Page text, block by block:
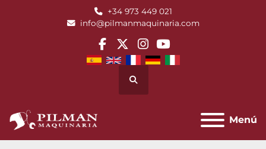
+34 973 449 021
info@pilmanmaquinaria.com
facebook
twitterinstagram
youtube
Buscar
Menú